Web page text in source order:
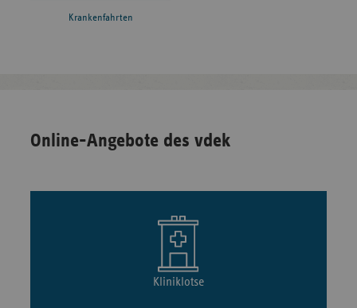
Krankenfahrten
Online-Angebote des vdek
Kliniklotse